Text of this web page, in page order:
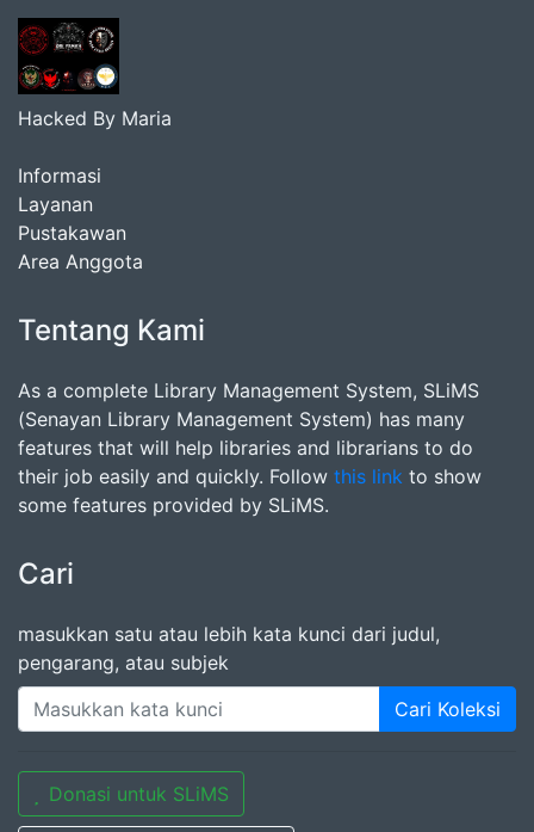
Hacked By Maria
Informasi
Layanan
Pustakawan
Area Anggota
Tentang Kami
As a complete Library Management System, SLiMS
(Senayan Library Management System) has many
features that will help libraries and librarians to do
their job easily and quickly. Follow this link to show
some features provided by SLiMS.
Cari
masukkan satu atau lebih kata kunci dari judul,
pengarang, atau subjek
Cari Koleksi
Donasi untuk SLiMS